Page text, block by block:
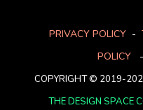
PRIVACY POLICY -
POLICY-
COPYRIGHT © 2019-
THE DESIGN SPACE